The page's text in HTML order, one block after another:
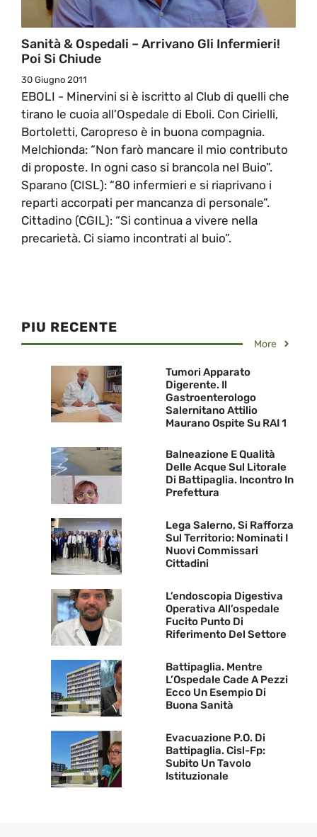
Sanità & Ospedali – Arrivano Gli Infermieri!
Poi Si Chiude
30 Giugno 2011
EBOLI - Minervini si è iscritto al Club di quelli che
tirano le cuoia all’Ospedale di Eboli. Con Cirielli,
Bortoletti, Caropreso è in buona compagnia.
Melchionda: “Non farò mancare il mio contributo
di proposte. In ogni caso si brancola nel Buio”.
Sparano (CISL): “80 infermieri e si riaprivano i
reparti accorpati per mancanza di personale”.
Cittadino (CGIL): “Si continua a vivere nella
precarietà. Ci siamo incontrati al buio”.
PIU RECENTE
More
Tumori Apparato
Digerente. Il
Gastroenterologo
Salernitano Attilio
Maurano Ospite Su RAI 1
Balneazione E Qualità
Delle Acque Sul Litorale
Di Battipaglia. Incontro In
Prefettura
Lega Salerno, Si Rafforza
Sul Territorio: Nominati I
Nuovi Commissari
Cittadini
L’endoscopia Digestiva
Operativa All’ospedale
Fucito Punto Di
Riferimento Del Settore
Battipaglia. Mentre
L’Ospedale Cade A Pezzi
Ecco Un Esempio Di
Buona Sanità
Evacuazione P.O. Di
Battipaglia. Cisl-Fp:
Subito Un Tavolo
Istituzionale